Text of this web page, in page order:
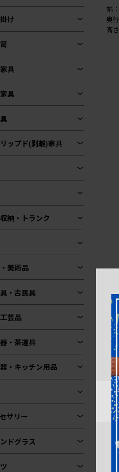
け
具
具
ップド(剥離)家具
納・トランク
美術品
・古民具
芸品
・茶道具
・キッチン用品
サリー
ドグラス
幅
奥
高